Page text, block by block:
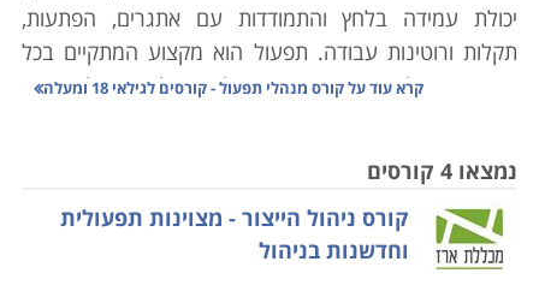
יכולת עמידה בלחץ והתמודדות עם אתגרים, הפתעות,
תקלות ורוטינות עבודה. תפעול הוא מקצוע המתקיים בכל
חברה, מפעל או ארגון שבו מתנהלים תהליכים, ועל כן ישנו
מדידה, ניתוח ופיקוח המייעלים את תהליכי העבודה בארגון.
תחום זה כולל, בין היתר, ניהול שירות, רכישה, ניהול מחסן,
ניהול מלאי, ניהול איכות, ניהול לוגיסטי והפצה. נושא
קרא עוד עלקורס מנהלי תפעול - קורסים לגילאי 18 ומעלה
נמצאו 4 קורסים
קורס ניהול הייצור - מצוינות תפעולית
וחדשנות בניהול